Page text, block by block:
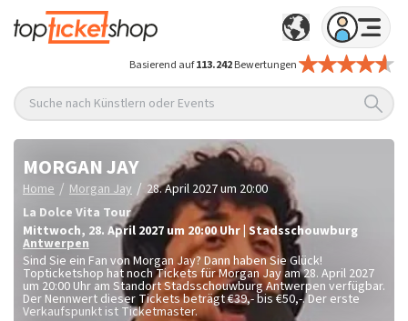
Basierend auf113.242Bewertungen
Suche nach Künstlern oder Events
MORGAN JAY
Home / Morgan Jay / 28. April 2027 um 20:00
La Dolce Vita Tour
Mittwoch, 28. April 2027 um 20:00 Uhr |Stadsschouwburg
Antwerpen
Sind Sie ein Fan von Morgan Jay? Dann haben Sie Glück!
Topticketshop hat noch Tickets für Morgan Jay am 28. April 2027
um 20:00 Uhr am Standort Stadsschouwburg Antwerpen verfügbar.
Der Nennwert dieser Tickets beträgt€39,- bis €50,-. Der erste
Verkaufspunkt ist Ticketmaster.